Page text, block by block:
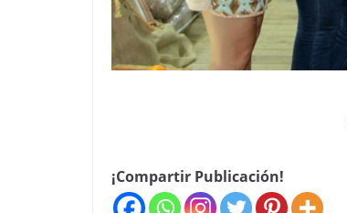
¡Compartir Publicación!